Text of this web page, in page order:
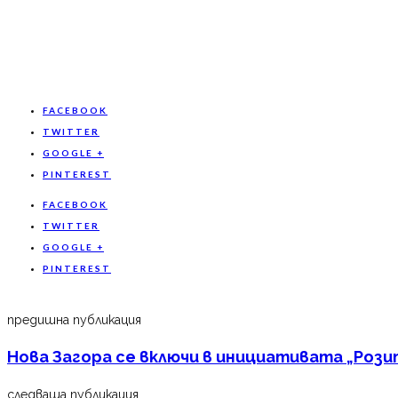
FACEBOOK
TWITTER
GOOGLE +
PINTEREST
FACEBOOK
TWITTER
GOOGLE +
PINTEREST
предишна публикация
Нова Загора се включи в инициативата
следваща публикация